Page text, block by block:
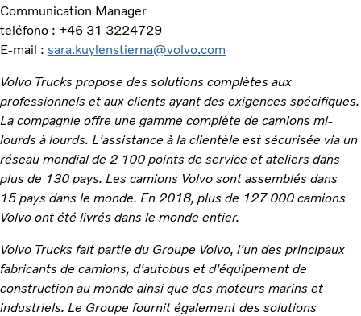
Communication Manager
teléfono : +46 31 3224729
E-mail : sara.kuylenstierna@volvo.com
Volvo Trucks propose des solutions complètes aux
professionnels et aux clients ayant des exigences spécifiques.
La compagnie offre une gamme complète de camions mi-
lourds à lourds. L'assistance à la clientèle est sécurisée via un
réseau mondial de 2 100 points de service et ateliers dans
plus de 130 pays. Les camions Volvo sont assemblés dans
15 pays dans le monde. En 2018, plus de 127 000 camions
Volvo ont été livrés dans le monde entier.
Volvo Trucks fait partie du Groupe Volvo, l'un des principaux
fabricants de camions, d'autobus et d'équipement de
construction au monde ainsi que des moteurs marins et
industriels. Le Groupe fournit également des solutions